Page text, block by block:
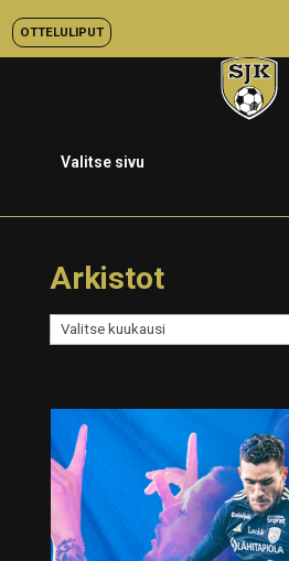
OTTELULIPUT
Valitse sivu
Arkistot
Arkistot